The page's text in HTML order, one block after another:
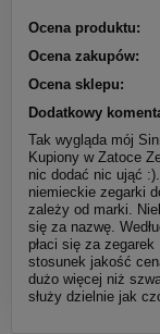
Ocena produktu:
Ocena zakupów:
Ocena sklepu:
Dodatkowy
Tak wygląda mój
Kupiony w Zatoce
nic dodać nic ująć
niemieckie zegarki
zależy od marki.
się za nazwę.
płaci się za
stosunek jakość
dużo więcej niż
służy dzielnie jak